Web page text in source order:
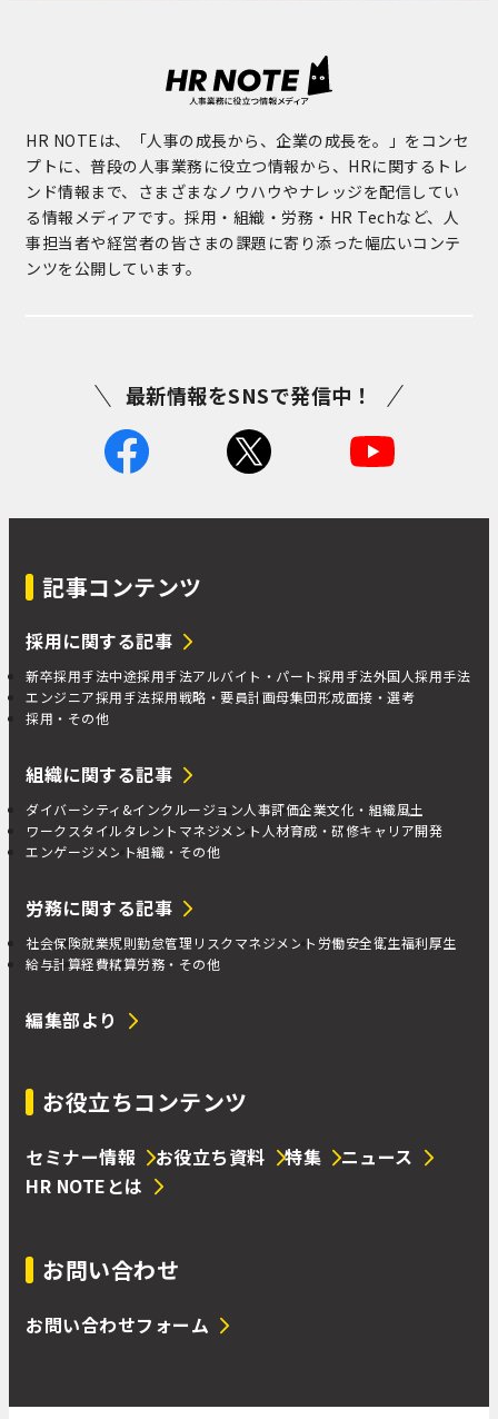
HR NOTEは、「人事の成長から、企業の成長を。」をコンセ
プトに、普段の人事業務に役立つ情報から、HRに関するトレ
ンド情報まで、さまざまなノウハウやナレッジを配信してい
る情報メディアです。採用・組織・労務・HR Techなど、人
事担当者や経営者の皆さまの課題に寄り添った幅広いコンテ
ンツを公開しています。
最新情報をSNSで発信中！
記事コンテンツ
採用に関する記事
新卒採用手法中途採用手法アルバイト・パート採用手法外国人採用手法
エンジニア採用手法採用戦略・要員計画母集団形成面接・選考
採用・その他
組織に関する記事
ダイバーシティ&インクルージョン人事評価企業文化・組織風土
ワークスタイルタレントマネジメント人材育成・研修キャリア開発
エンゲージメント組織・その他
労務に関する記事
社会保険就業規則勤怠管理リスクマネジメント 労働安全衛生福利厚生
給与計算経費精算労務・その他
編集部より
お役立ちコンテンツ
セミナー情報 お役立ち資料 特集
ニュース
HR NOTEとは
お問い合わせ
お問い合わせフォーム